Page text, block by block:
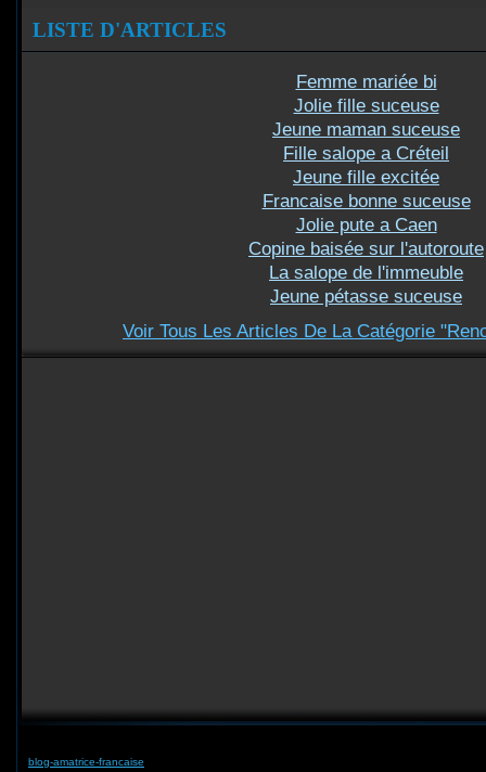
LISTE D'ARTICLES
Femme mariée bi
Jolie fille suceuse
Jeune maman suceuse
Fille salope a Créteil
Jeune fille excitée
Francaise bonne suceuse
Jolie pute a Caen
Copine baisée sur l'autoroute
La salope de l'immeuble
Jeune pétasse suceuse
Voir Tous Les Articles De La Catégorie
blog-amatrice-francaise